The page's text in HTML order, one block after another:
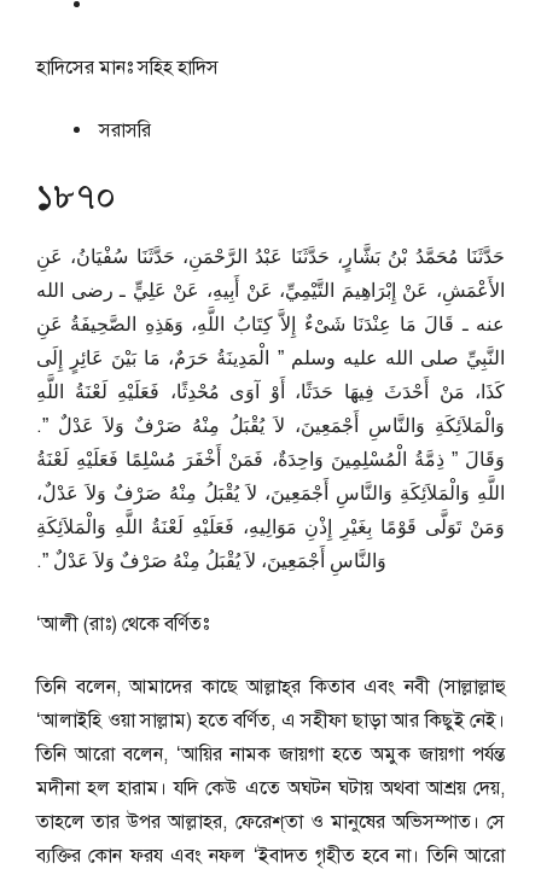
হাদিসের মানঃসহিহ হাদিস
সরাসরি
১৮৭০
حَدَّثَنَا مُحَمَّدُ بْنُ بَشَّارٍ، حَدَّثَنَا عَبْدُ الرَّحْمَنِ، حَدَّثَنَا سُفْيَانُ، عَنِ
الأَعْمَشِ، عَنْ إِبْرَاهِيمَ التَّيْمِيِّ، عَنْ أَبِيهِ، عَنْ عَلِيٍّ ـ رضى الله
عنه ـ قَالَ مَا عِنْدَنَا شَىْءٌ إِلاَّ كِتَابُ اللَّهِ، وَهَذِهِ الصَّحِيفَةُ عَنِ
النَّبِيِّ صلى الله عليه وسلم ‏”‏ الْمَدِينَةُ حَرَمٌ، مَا بَيْنَ عَائِرٍ إِلَى
كَذَا، مَنْ أَحْدَثَ فِيهَا حَدَثًا، أَوْ آوَى مُحْدِثًا، فَعَلَيْهِ لَعْنَةُ اللَّهِ
وَالْمَلاَئِكَةِ وَالنَّاسِ أَجْمَعِينَ، لاَ يُقْبَلُ مِنْهُ صَرْفٌ وَلاَ عَدْلٌ ‏”‏‏.‏
وَقَالَ ‏”‏ ذِمَّةُ الْمُسْلِمِينَ وَاحِدَةٌ، فَمَنْ أَخْفَرَ مُسْلِمًا فَعَلَيْهِ لَعْنَةُ
اللَّهِ وَالْمَلاَئِكَةِ وَالنَّاسِ أَجْمَعِينَ، لاَ يُقْبَلُ مِنْهُ صَرْفٌ وَلاَ عَدْلٌ،
وَمَنْ تَوَلَّى قَوْمًا بِغَيْرِ إِذْنِ مَوَالِيهِ، فَعَلَيْهِ لَعْنَةُ اللَّهِ وَالْمَلاَئِكَةِ
وَالنَّاسِ أَجْمَعِينَ، لاَ يُقْبَلُ مِنْهُ صَرْفٌ وَلاَ عَدْلٌ ‏”‏‏.‏
‘আলী (রাঃ) থেকে বর্ণিতঃ
তিনি বলেন, আমাদের কাছে আল্লাহ্‌র কিতাব এবং নবী (সাল্লাল্লাহু
‘আলাইহি ওয়া সাল্লাম) হতে বর্ণিত, এ সহীফা ছাড়া আর কিছুই নেই।
তিনি আরো বলেন, ‘আয়ির নামক জায়গা হতে অমুক জায়গা পর্যন্ত
মদীনা হল হারাম। যদি কেউ এতে অঘটন ঘটায় অথবা আশ্রয় দেয়,
তাহলে তার উপর আল্লাহর, ফেরেশ্‌তা ও মানুষের অভিসম্পাত। সে
ব্যক্তির কোন ফরয এবং নফল ‘ইবাদত গৃহীত হবে না। তিনি আরো